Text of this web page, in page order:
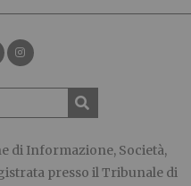
di Informazione, Società,
presso il Tribunale di